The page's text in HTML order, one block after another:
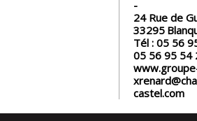
24 Rue de
33295
Tél : 05 56
05 56 95 54
castel.com